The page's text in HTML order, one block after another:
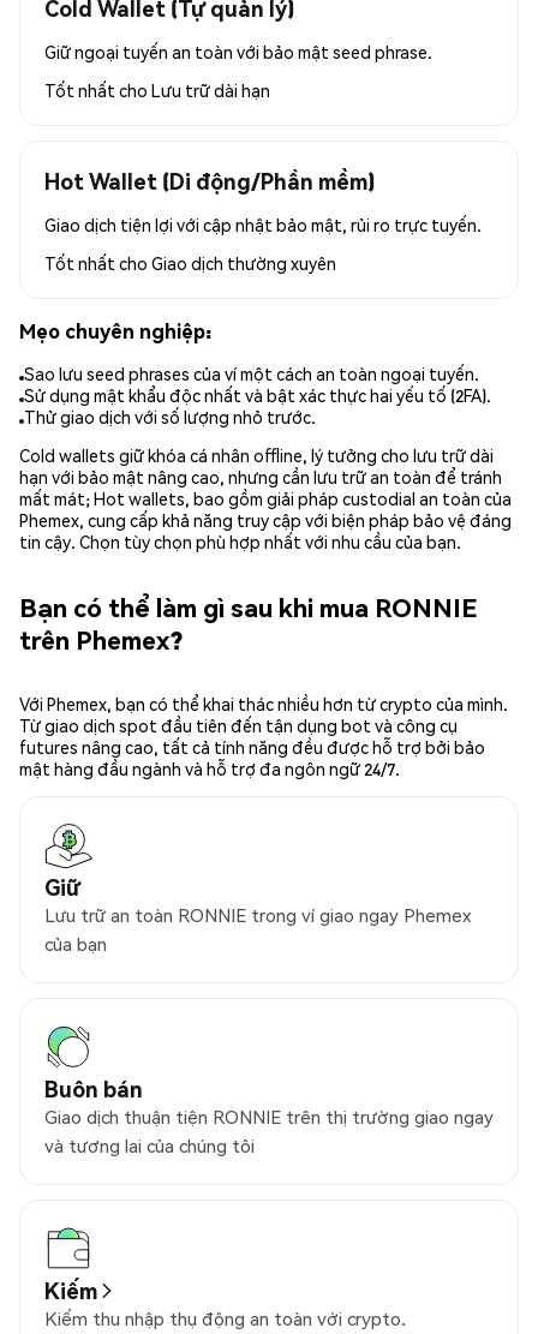
Cold Wallet (Tự quản lý)
Giữ ngoại tuyến an toàn với bảo mật seed phrase.
Tốt nhất cho Lưu trữ dài hạn
Hot Wallet (Di động/Phần mềm)
Giao dịch tiện lợi với cập nhật bảo mật, rủi ro trực tuyến.
Tốt nhất cho Giao dịch thường xuyên
Mẹo chuyên nghiệp:
Sao lưu seed phrases của ví một cách an toàn ngoại tuyến.
Sử dụng mật khẩu độc nhất và bật xác thực hai yếu tố (2FA).
Thử giao dịch với số lượng nhỏ trước.
Cold wallets giữ khóa cá nhân offline, lý tưởng cho lưu trữ dài
hạn với bảo mật nâng cao, nhưng cần lưu trữ an toàn để tránh
mất mát; Hot wallets, bao gồm giải pháp custodial an toàn của
Phemex, cung cấp khả năng truy cập với biện pháp bảo vệ đáng
tin cậy. Chọn tùy chọn phù hợp nhất với nhu cầu của bạn.
Bạn có thể làm gì sau khi mua RONNIE
trên Phemex?
Với Phemex, bạn có thể khai thác nhiều hơn từ crypto của mình.
Từ giao dịch spot đầu tiên đến tận dụng bot và công cụ
futures nâng cao, tất cả tính năng đều được hỗ trợ bởi bảo
mật hàng đầu ngành và hỗ trợ đa ngôn ngữ 24/7.
Giữ
Lưu trữ an toàn RONNIE trong ví giao ngay Phemex
của bạn
Buôn bán
Giao dịch thuận tiện RONNIE trên thị trường giao ngay
và tương lai của chúng tôi
Kiếm
Kiếm thu nhập thụ động an toàn với crypto.